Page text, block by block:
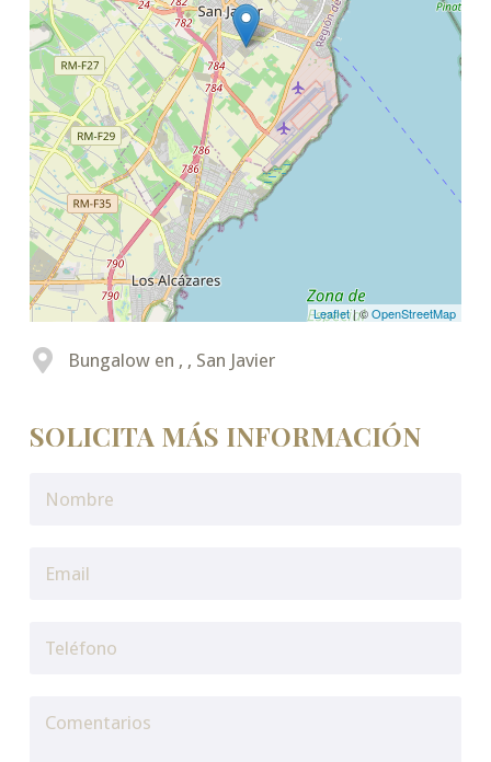
Leaflet| ©OpenStreetMap
Bungalow en , , San Javier
SOLICITA MÁS INFORMACIÓN